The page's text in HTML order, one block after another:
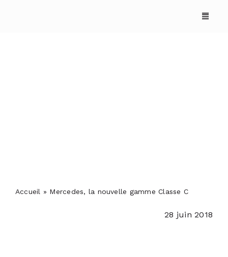
Accueil » Mercedes, la nouvelle gamme Classe C
28 juin 2018